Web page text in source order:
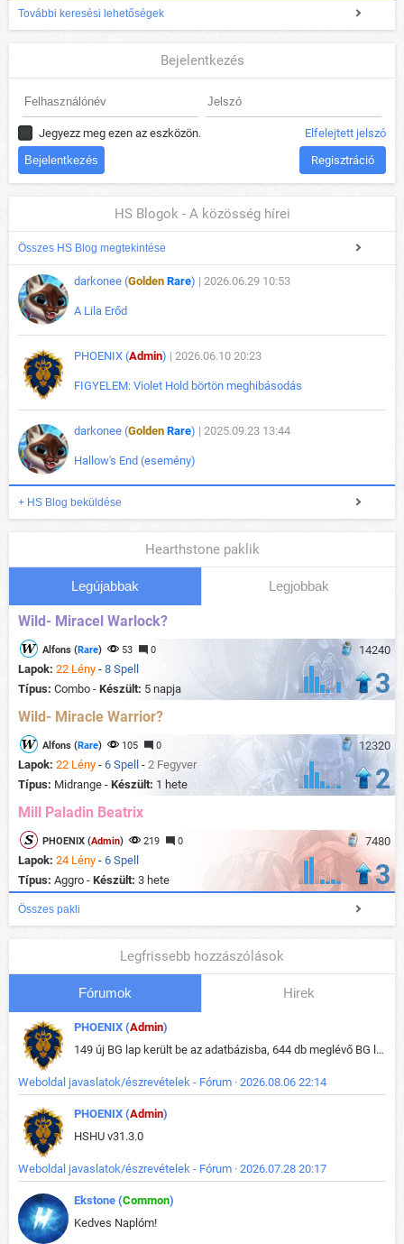
További keresési lehetőségek
Bejelentkezés
Jegyezz meg ezen az eszközön. Elfelejtett jelszó
Regisztráció
HS Blogok - A közösség hírei
Összes HS Blog megtekintése
darkonee (Golden Rare) | 2026.06.29 10:53
A Lila Erőd
PHOENIX (Admin) | 2026.06.10 20:23
FIGYELEM: Violet Hold börtön meghibásodás
darkonee (Golden Rare) | 2025.09.23 13:44
Hallow's End (esemény)
+ HS Blog beküldése
Hearthstone paklik
Legújabbak Legjobbak
Wild- Miracel Warlock?
14240
Alfons (Rare) 53 0
Lapok: 22 Lény - 8 Spell
Típus: Combo - Készült: 5 napja 3
Wild- Miracle Warrior?
12320
Alfons (Rare) 105 0
Lapok: 22 Lény - 6 Spell - 2 Fegyver
Típus: Midrange - Készült: 1 hete 2
Mill Paladin Beatrix
7480
PHOENIX (Admin) 219 0
Lapok: 24 Lény - 6 Spell
Típus: Aggro - Készült: 3 hete 3
Összes pakli
Legfrissebb hozzászólások
Fórumok Hirek
PHOENIX (Admin)
149 új BG lap került be az adatbázisba, 644 db meglévő BG lap módosult, bekerültek az új képek a megváltozott lapokhoz is.
Weboldal javaslatok/észrevételek - Fórum · 2026.08.06 22:14
PHOENIX (Admin)
HSHU v31.3.0
Weboldal javaslatok/észrevételek - Fórum · 2026.07.28 20:17
Ekstone (Common)
Kedves Naplóm!